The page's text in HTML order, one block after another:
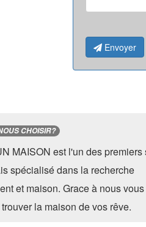
Envoyer
CHOISIR?
MAISON est l'un des premiers
spécialisé dans la recherche
et maison. Grace à nous vous
la maison de vos rêve.